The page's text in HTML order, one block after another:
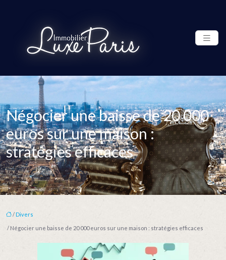
Négocier une baisse de 20 000
euros sur une maison :
stratégies efficaces
/Divers
/ Négocier une baisse de 20 000 euros sur une maison : stratégies efficaces